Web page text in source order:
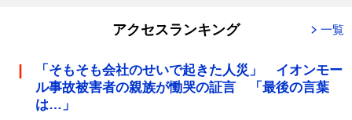
アクセスランキング 一覧
「そもそも会社のせいで起きた人災」 イオンモー
ル事故被害者の親族が慟哭の証言 「最後の言葉
は…」